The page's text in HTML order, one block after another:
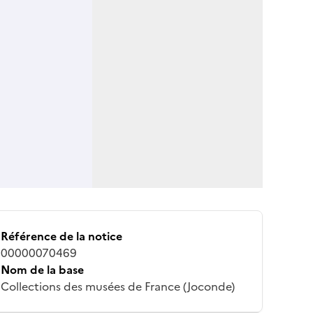
Référence de la notice
00000070469
Nom de la base
Collections des musées de France (Joconde)